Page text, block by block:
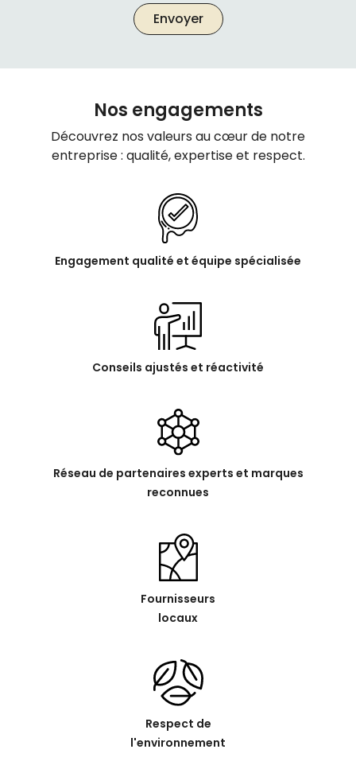
Envoyer
Nos engagements
Découvrez nos valeurs au cœur de notre
entreprise : qualité, expertise et respect.
Engagement qualité et équipe spécialisée
Conseils ajustés et réactivité
Réseau de partenaires experts et marques
reconnues
Fournisseurs
locaux
Respect de
l'environnement